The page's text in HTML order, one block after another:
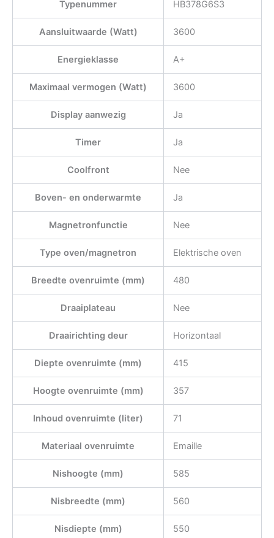
Typenummer HB378G6S3
Aansluitwaarde (Watt) 3600
Energieklasse A+
Maximaal vermogen (Watt) 3600
Display aanwezig Ja
Timer Ja
Coolfront Nee
Boven- en onderwarmte Ja
Magnetronfunctie Nee
Type oven/magnetron Elektrische oven
Breedte ovenruimte (mm) 480
Draaiplateau Nee
Draairichting deur Horizontaal
Diepte ovenruimte (mm) 415
Hoogte ovenruimte (mm) 357
Inhoud ovenruimte (liter) 71
Materiaal ovenruimte Emaille
Nishoogte (mm) 585
Nisbreedte (mm) 560
Nisdiepte (mm) 550